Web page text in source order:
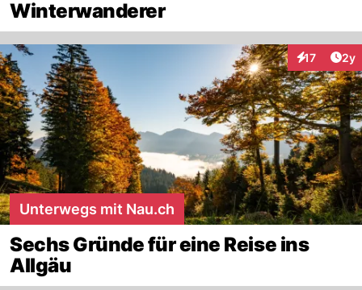
Winterwanderer
17 2y
Unterwegs mit Nau.ch
Sechs Gründe für eine Reise ins
Allgäu